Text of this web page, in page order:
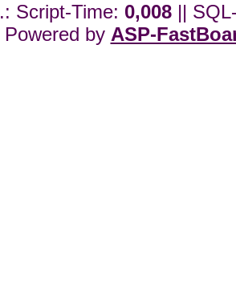
.: Script-Time: 0,008 ||
Powered by ASP-